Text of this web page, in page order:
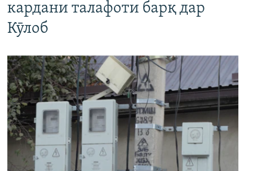
кардани талафоти барқ дар
Кӯлоб